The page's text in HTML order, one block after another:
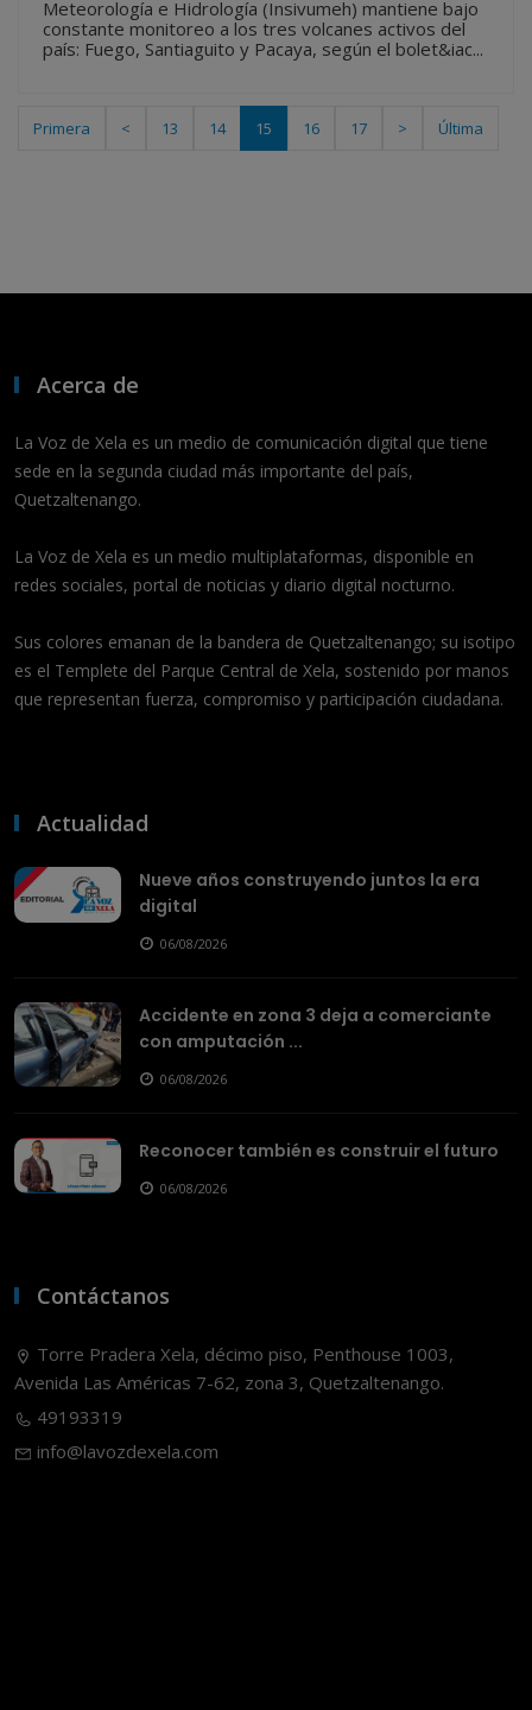
Meteorología e Hidrología (Insivumeh) mantiene bajo
constante monitoreo a los tres volcanes activos del
país: Fuego, Santiaguito y Pacaya, según el bolet&iac...
Primera < 13 14 15 16 17 > Última
Acerca de
La Voz de Xela es un medio de comunicación digital que tiene
sede en la segunda ciudad más importante del país,
Quetzaltenango.
La Voz de Xela es un medio multiplataformas, disponible en
redes sociales, portal de noticias y diario digital nocturno.
Sus colores emanan de la bandera de Quetzaltenango; su isotipo
es el Templete del Parque Central de Xela, sostenido por manos
que representan fuerza, compromiso y participación ciudadana.
Actualidad
Nueve años construyendo juntos la era
digital
06/08/2026
Accidente en zona 3 deja a comerciante
con amputación ...
06/08/2026
Reconocer también es construir el futuro
06/08/2026
Contáctanos
Torre Pradera Xela, décimo piso, Penthouse 1003,
Avenida Las Américas 7-62, zona 3, Quetzaltenango.
49193319
info@lavozdexela.com